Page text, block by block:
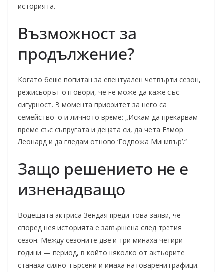
историята.
Възможност за
продължение?
Когато беше попитан за евентуален четвърти сезон,
режисьорът отговори, че не може да каже със
сигурност. В момента приоритет за него са
семейството и личното време: „Искам да прекарвам
време със съпругата и децата си, да чета Елмор
Леонард и да гледам отново ‘Годпожа Минивър’.“
Защо решението не е
изненадващо
Водещата актриса Зендая преди това заяви, че
според нея историята е завършена след третия
сезон. Между сезоните две и три минаха четири
години — период, в който няколко от актьорите
станаха силно търсени и имаха натоварени графици.